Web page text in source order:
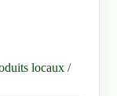
locaux /